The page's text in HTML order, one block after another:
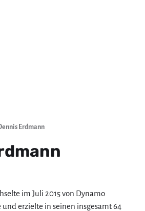
Erdmann
im Juli 2015 von Dynamo
und erzielte in seinen insgesamt 64